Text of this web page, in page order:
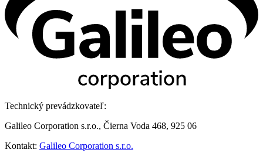
Technický prevádzkovateľ:
Galileo Corporation s.r.o., Čierna Voda 468, 925 06
Kontakt: Galileo Corporation s.r.o.